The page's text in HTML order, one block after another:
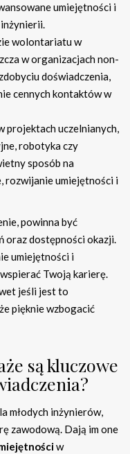
umiejętności i
wolontariatu w
w organizacjach non-
doświadczenia,
cennych kontaktów w
projektach uczelnianych,
robotyka czy
sposób na
rozwijanie umiejętności i
powinna być
oraz dostępności okazji.
umiejętności i
Twoją karierę.
jeśli jest to
pięknie wzbogacić
są kluczowe
młodych inżynierów,
zawodową. Dają im one
w